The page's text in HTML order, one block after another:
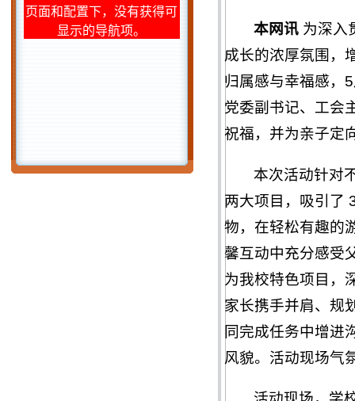
页面和配置下，没有获得可
显示的导航项。
本网讯 为深入
成长的浓厚氛围，
归属感与幸福感，
党委副书记、工会
祝福，并为亲子定
本次活动针对
两大项目，吸引了
物，在轻松有趣的
馨互动中充分感受
为我校特色项目，
家长携手并肩、规
同完成任务中增进
风貌。活动现场气